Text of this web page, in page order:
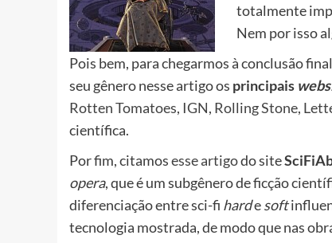
totalmente
Nem por isso
Pois bem, para chegarmos à conclusão
seu gênero nesse artigo os principais
Rotten Tomatoes, IGN, Rolling Stone,
científica.
Por fim, citamosesse artigodo site
opera, que é um subgênero de ficção
diferenciação entre sci-fi hardesoft
tecnologia mostrada, de modo que nas